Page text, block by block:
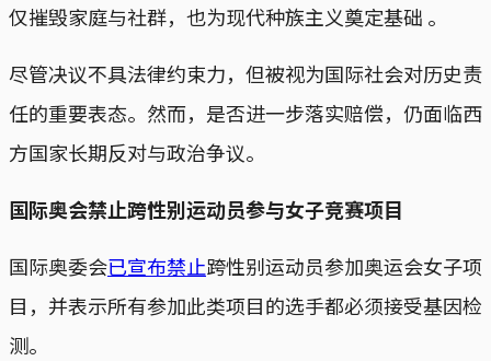
仅摧毁家庭与社群，也为现代种族主义奠定基础 。
尽管决议不具法律约束力，但被视为国际社会对历史责
任的重要表态。然而，是否进一步落实赔偿，仍面临西
方国家长期反对与政治争议。
国际奥会禁止跨性别运动员参与女子竞赛项目
国际奥委会已宣布禁止跨性别运动员参加奥运会女子项
目，并表示所有参加此类项目的选手都必须接受基因检
测。